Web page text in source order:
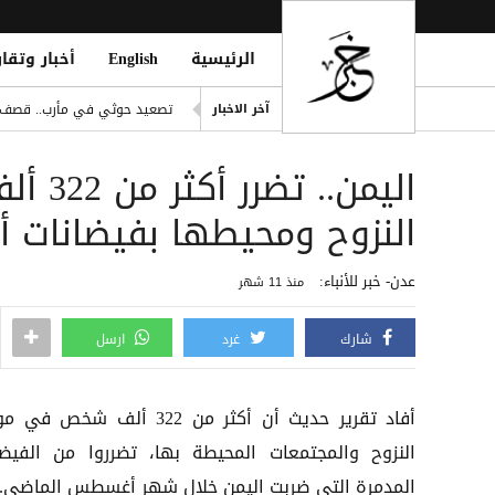
الرئيسية English أخبار
آخر الاخبار
تصعيد حوثي في مأرب.. قصف
صلاح يتربع على عرش رواتب
إصابة مدنيين اثنين جراء
ديوماندي يكتب التاريخ:النزوح ومحيطها
عدن- خبر للأنباء: منذ 11 شهر
شارك غرد ارسل
أفاد تقرير حديث أن أكثر من 322 ألف
النزوح والمجتمعات المحيطة بها، تضرروا من
المدمرة التي ضربت اليمن خلال شهر أغسطس الماضي.